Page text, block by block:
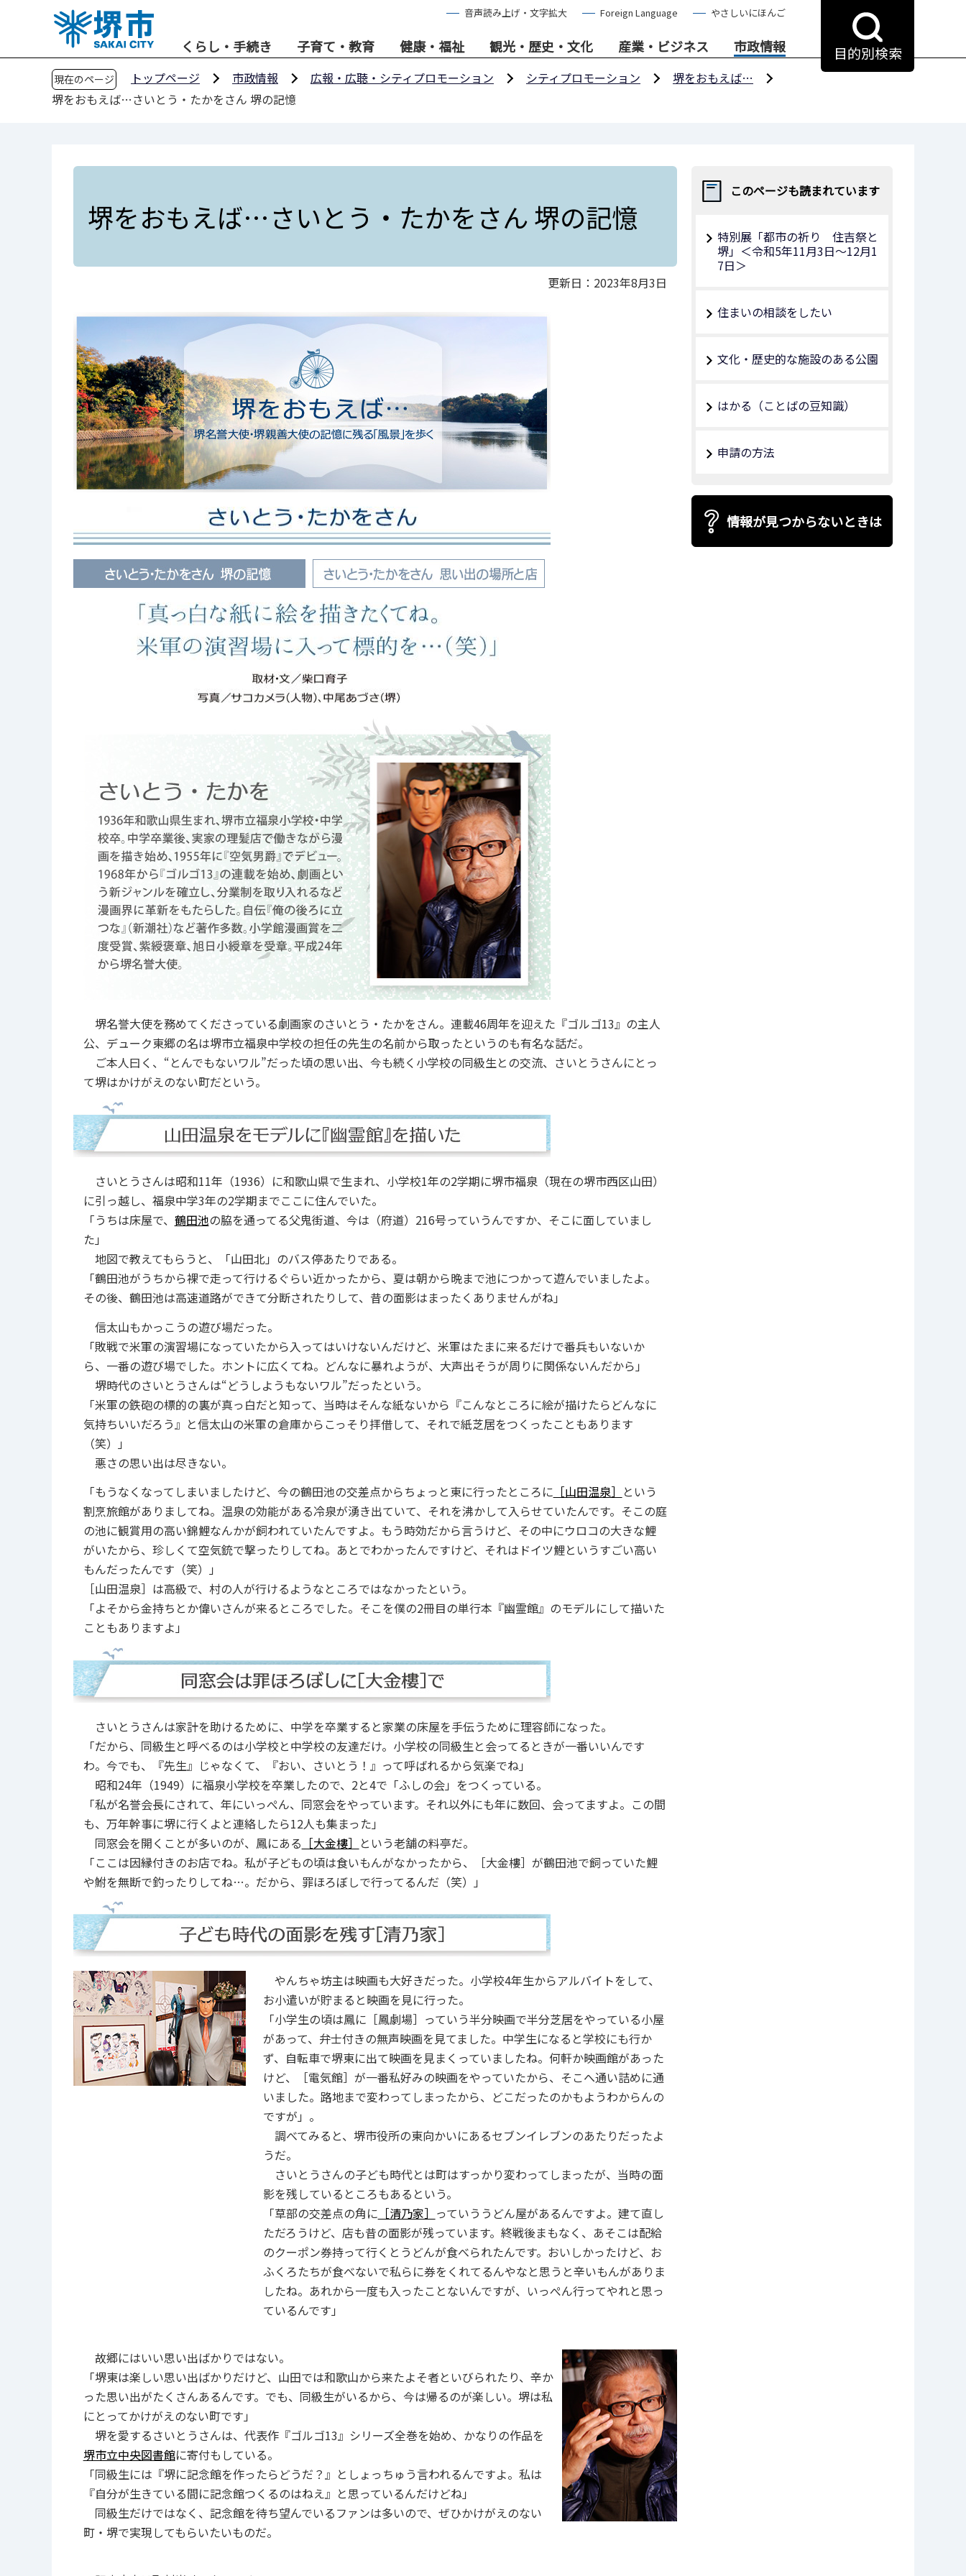
音声読み上げ・文字拡大 Foreign Language やさしいにほんご
くらし・手続き 子育て・教育 健康・福祉 観光・歴史・文化 産業・ビジネス 市政情報 目的別検索
現在のページ トップページ 市政情報 広報・広聴・シティプロモーション シティプロモーション
堺をおもえば…
堺をおもえば…さいとう・たかをさん 堺の記憶
堺をおもえば…さいとう・たかをさん 堺の記憶
更新日：2023年8月3日
堺名誉大使を務めてくださっている劇画家のさいとう・たかをさん。連載46周年を迎えた『ゴルゴ13』の主人
公、デューク東郷の名は堺市立福泉中学校の担任の先生の名前から取ったというのも有名な話だ。
ご本人曰く、“とんでもないワル”だった頃の思い出、今も続く小学校の同級生との交流、さいとうさんにとっ
て堺はかけがえのない町だという。
さいとうさんは昭和11年（1936）に和歌山県で生まれ、小学校1年の2学期に堺市福泉（現在の堺市西区山田）
に引っ越し、福泉中学3年の2学期までここに住んでいた。
「うちは床屋で、 鶴田池の脇を通ってる父鬼街道、今は（府道）216号っていうんですか、そこに面していまし
た」
地図で教えてもらうと、「山田北」のバス停あたりである。
「鶴田池がうちから裸で走って行けるぐらい近かったから、夏は朝から晩まで池につかって遊んでいましたよ。
その後、鶴田池は高速道路ができて分断されたりして、昔の面影はまったくありませんがね」
信太山もかっこうの遊び場だった。
「敗戦で米軍の演習場になっていたから入ってはいけないんだけど、米軍はたまに来るだけで番兵もいないか
ら、一番の遊び場でした。ホントに広くてね。どんなに暴れようが、大声出そうが周りに関係ないんだから」
堺時代のさいとうさんは“どうしようもないワル”だったという。
「米軍の鉄砲の標的の裏が真っ白だと知って、当時はそんな紙ないから『こんなところに絵が描けたらどんなに
気持ちいいだろう』と信太山の米軍の倉庫からこっそり拝借して、それで紙芝居をつくったこともあります
（笑）」
悪さの思い出は尽きない。
「もうなくなってしまいましたけど、今の鶴田池の交差点からちょっと東に行ったところに ［山田温泉］ という
割烹旅館がありましてね。温泉の効能がある冷泉が湧き出ていて、それを沸かして入らせていたんです。そこの庭
の池に観賞用の高い錦鯉なんかが飼われていたんですよ。もう時効だから言うけど、その中にウロコの大きな鯉
がいたから、珍しくて空気銃で撃ったりしてね。あとでわかったんですけど、それはドイツ鯉というすごい高い
もんだったんです（笑）」
［山田温泉］は高級で、村の人が行けるようなところではなかったという。
「よそから金持ちとか偉いさんが来るところでした。そこを僕の2冊目の単行本『幽霊館』のモデルにして描いた
こともありますよ」
さいとうさんは家計を助けるために、中学を卒業すると家業の床屋を手伝うために理容師になった。
「だから、同級生と呼べるのは小学校と中学校の友達だけ。小学校の同級生と会ってるときが一番いいんです
わ。今でも、『先生』じゃなくて、『おい、さいとう！』って呼ばれるから気楽でね」
昭和24年（1949）に福泉小学校を卒業したので、2と4で「ふしの会」をつくっている。
「私が名誉会長にされて、年にいっぺん、同窓会をやっています。それ以外にも年に数回、会ってますよ。この間
も、万年幹事に堺に行くよと連絡したら12人も集まった」
同窓会を開くことが多いのが、鳳にある ［大金樓］ という老舗の料亭だ。
「ここは因縁付きのお店でね。私が子どもの頃は食いもんがなかったから、［大金樓］が鶴田池で飼っていた鯉
や鮒を無断で釣ったりしてね…。だから、罪ほろぼしで行ってるんだ（笑）」
やんちゃ坊主は映画も大好きだった。小学校4年生からアルバイトをして、
お小遣いが貯まると映画を見に行った。
「小学生の頃は鳳に［鳳劇場］っていう半分映画で半分芝居をやっている小屋
があって、弁士付きの無声映画を見てました。中学生になると学校にも行か
ず、自転車で堺東に出て映画を見まくっていましたね。何軒か映画館があった
けど、［電気館］が一番私好みの映画をやっていたから、そこへ通い詰めに通
いました。路地まで変わってしまったから、どこだったのかもようわからんの
ですが」。
調べてみると、堺市役所の東向かいにあるセブンイレブンのあたりだったよ
うだ。
さいとうさんの子ども時代とは町はすっかり変わってしまったが、当時の面
影を残しているところもあるという。
「草部の交差点の角に ［清乃家］ っていううどん屋があるんですよ。建て直し
ただろうけど、店も昔の面影が残っています。終戦後まもなく、あそこは配給
のクーポン券持って行くとうどんが食べられたんです。おいしかったけど、お
ふくろたちが食べないで私らに券をくれてるんやなと思うと辛いもんがありま
したね。あれから一度も入ったことないんですが、いっぺん行ってやれと思っ
ているんです」
故郷にはいい思い出ばかりではない。
「堺東は楽しい思い出ばかりだけど、山田では和歌山から来たよそ者といびられたり、辛か
った思い出がたくさんあるんです。でも、同級生がいるから、今は帰るのが楽しい。堺は私
にとってかけがえのない町です」
堺を愛するさいとうさんは、代表作『ゴルゴ13』シリーズ全巻を始め、かなりの作品を
堺市立中央図書館に寄付もしている。
「同級生には『堺に記念館を作ったらどうだ？』としょっちゅう言われるんですよ。私は
『自分が生きている間に記念館つくるのはねえ』と思っているんだけどね」
同級生だけではなく、記念館を待ち望んでいるファンは多いので、ぜひかけがえのない
町・堺で実現してもらいたいものだ。
このページも読まれています
特別展「都市の祈り 住吉祭と
堺」＜令和5年11月3日～12月1
7日＞
住まいの相談をしたい
文化・歴史的な施設のある公園
はかる（ことばの豆知識）
申請の方法
情報が見つからないときは